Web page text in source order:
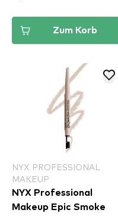
Zum Korb
NYX PROFESSIONAL
MAKEUP
NYX Professional
Makeup Epic Smoke